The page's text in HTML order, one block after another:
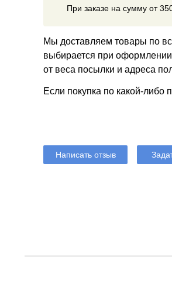
При заказе на сумму от
Мы доставляем товары по
выбирается при оформлении
от веса посылки и адреса
Если покупка по какой-
Написать отзыв